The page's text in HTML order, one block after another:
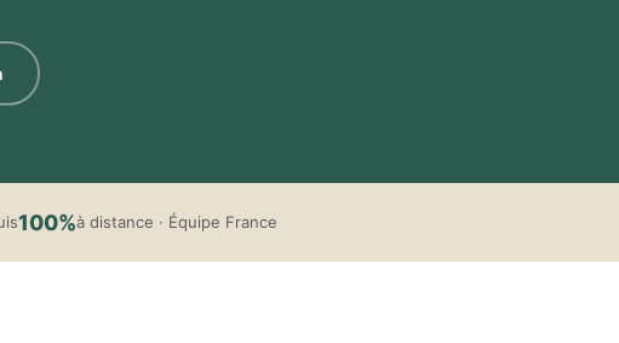
100%à distance · Équipe France